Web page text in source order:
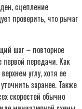
сцепление
проверить, что рычаг
шаг – повторное
передачи. Как
углу, хотя ее
заранее. Также
скоростей обычно